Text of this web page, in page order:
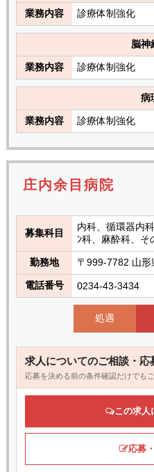
業務内容 診療体制強化
脳神
業務内容 診療体制強化
病
業務内容 診療体制強化
庄内余目病院
募集科目
内科、循環器内
ﾝ科、麻酔科、そ
勤務地 〒999-7782 山形
電話番号 0234-43-3434
処遇
求人についてのご相談・応
応募を決める前の条件確認だけでも
この求人
応募